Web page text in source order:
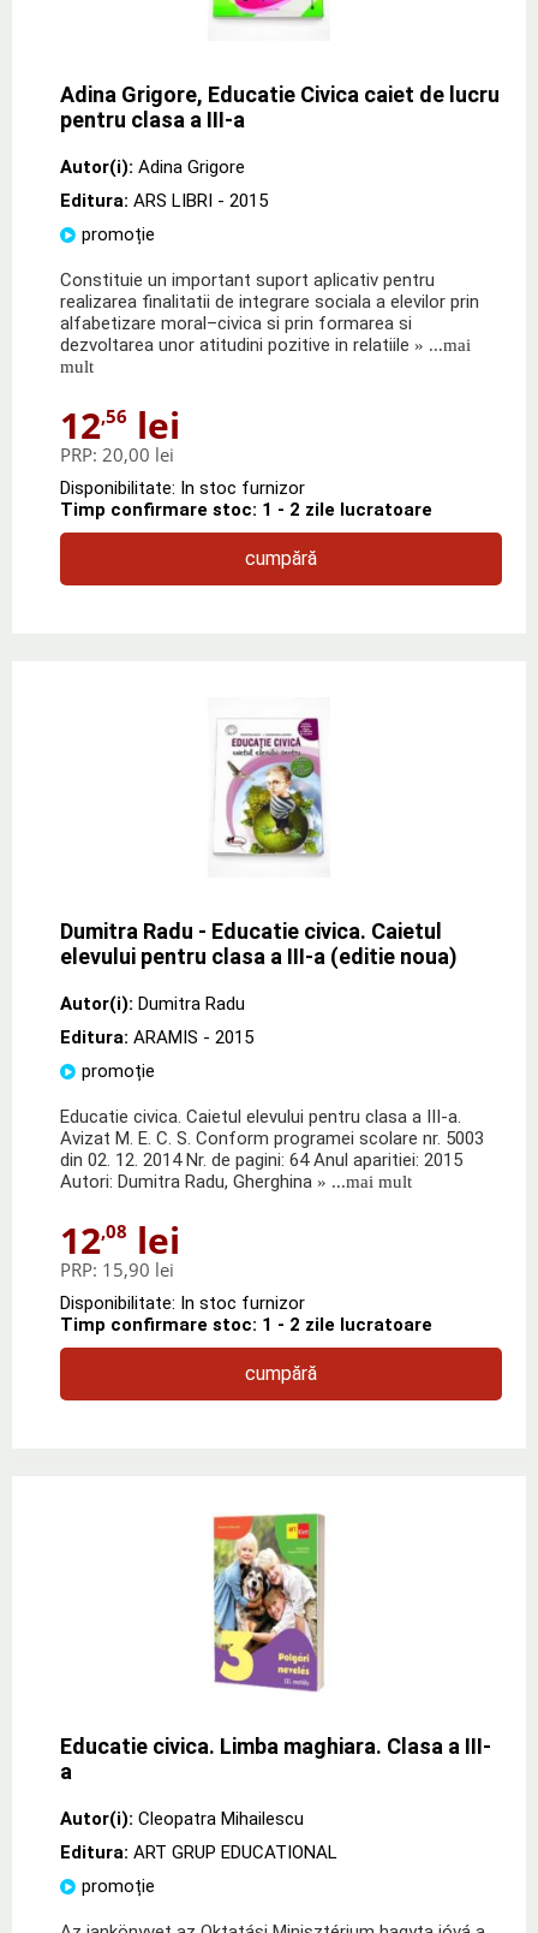
Adina Grigore, Educatie Civica caiet de lucru
pentru clasa a III-a
Autor(i): Adina Grigore
Editura: ARS LIBRI - 2015
promoție
Constituie un important suport aplicativ pentru
realizarea finalitatii de integrare sociala a elevilor prin
alfabetizare moral–civica si prin formarea si
dezvoltarea unor atitudini pozitive in relatiile » ...mai
mult
12,56 lei
PRP: 20,00 lei
Disponibilitate: In stoc furnizor
Timp confirmare stoc: 1 - 2 zile lucratoare
cumpără
Dumitra Radu - Educatie civica. Caietul
elevului pentru clasa a III-a (editie noua)
Autor(i): Dumitra Radu
Editura: ARAMIS - 2015
promoție
Educatie civica. Caietul elevului pentru clasa a III-a.
Avizat M. E. C. S. Conform programei scolare nr. 5003
din 02. 12. 2014 Nr. de pagini: 64 Anul aparitiei: 2015
Autori: Dumitra Radu, Gherghina » ...mai mult
12,08 lei
PRP: 15,90 lei
Disponibilitate: In stoc furnizor
Timp confirmare stoc: 1 - 2 zile lucratoare
cumpără
Educatie civica. Limba maghiara. Clasa a III-
a
Autor(i): Cleopatra Mihailescu
Editura: ART GRUP EDUCATIONAL
promoție